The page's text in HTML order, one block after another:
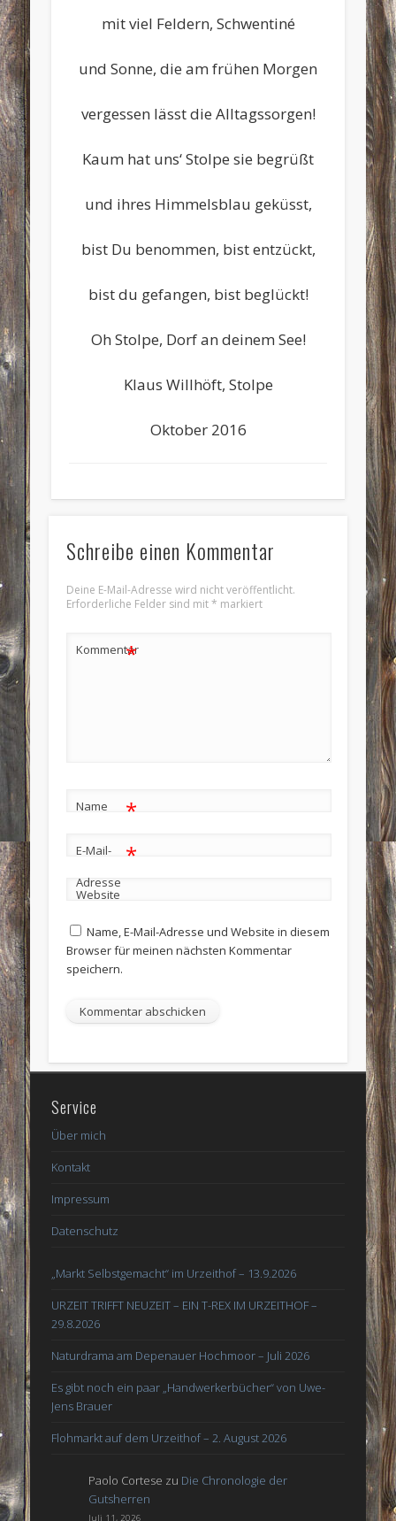
mit viel Feldern, Schwentiné
und Sonne, die am frühen Morgen
vergessen lässt die Alltagssorgen!
Kaum hat uns‘ Stolpe sie begrüßt
und ihres Himmelsblau geküsst,
bist Du benommen, bist entzückt,
bist du gefangen, bist beglückt!
Oh Stolpe, Dorf an deinem See!
Klaus Willhöft, Stolpe
Oktober 2016
Schreibe einen Kommentar
Deine E-Mail-Adresse wird nicht veröffentlicht.
Erforderliche Felder sind mit* markiert
Kommentar
*
Name *
E-Mail-
Adresse
*
Website
Name, E-Mail-Adresse und Website in diesem
Browser für meinen nächsten Kommentar
speichern.
Service
Über mich
Kontakt
Impressum
Datenschutz
„Markt Selbstgemacht“ im Urzeithof – 13.9.2026
URZEIT TRIFFT NEUZEIT – EIN T-REX IM URZEITHOF –
29.8.2026
Naturdrama am Depenauer Hochmoor – Juli 2026
Es gibt noch ein paar „Handwerkerbücher“ von Uwe-
Jens Brauer
Flohmarkt auf dem Urzeithof – 2. August 2026
Paolo Cortese zu Die Chronologie der
Gutsherren
Juli 11, 2026